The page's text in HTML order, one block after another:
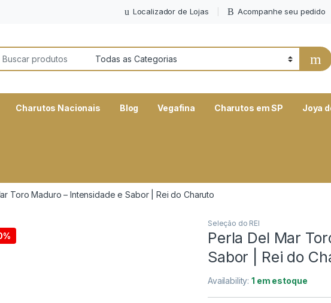
Localizador de Lojas Acompanhe seu pedido
for:
Charutos Nacionais Blog Vegafina Charutos em SP Joya
Toro Maduro – Intensidade e Sabor | Rei do Charuto
Seleção do REI
Perla Del Mar
Sabor | Rei do
Availability:1 em estoque